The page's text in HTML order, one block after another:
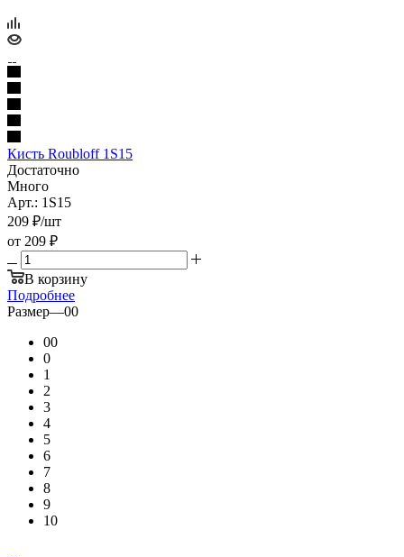
Кисть Roubloff 1S15
Достаточно
Много
Арт.: 1S15
209 ₽/шт
от 209 ₽
В корзину
Подробнее
Размер—00
00
0
1
2
3
4
5
6
7
8
9
10